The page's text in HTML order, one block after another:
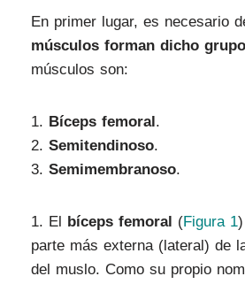
En primer lugar, es necesario
músculos forman dicho
músculos son:
1. Bíceps femoral.
2. Semitendinoso.
3. Semimembranoso.
1. El bíceps femoral (Figura 1)
parte más externa (lateral) de
del muslo. Como su propio